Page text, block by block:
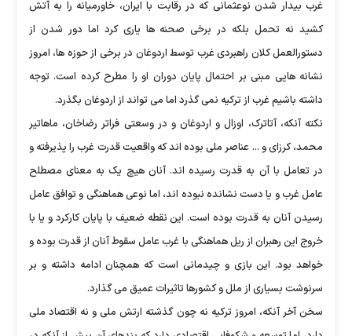
غرب بیدار شدن نوعثمانی که در رقابت با ایران، خاورمیانه را به آتش
کشید نه تحمل بلکه در برخی صحنه ها یاری کرد اما دور شدن از
دستورالعمل کلان راهبردی غرب توسط اردوغان در برخی از حوزه ها، امروز
نشانه هایی مبنی بر احتمال پایان دوران او را مطرح کرده است. توجه
داشته باشیم غرب از ترکیه نمی گذرد اما می تواند از اردوغان بگذرد.
نکته آنکه، آتاترک، اوزال و اردوغان و در وسعتی فراتر رضاخان، ماهاتیر
محمد، کرزای و ... عناصر ملی بوده اند که واقعیت قدرت غرب را پذیرفته و
در تعامل با آن به قدرت رسیده اند. آنان هیچ یک به معنای مصطلح
عامل غرب و یا دست نشانده نبوده اند، اما نوعی هماهنگی و توافق عامل
رسیدن آنان به قدرت بوده است. این نقطه ضعیف با پایان کارکرد و یا با
خروج این رهبران از ریل هماهنگی با غرب عامل سقوط آنان از قدرت بوده و
خواهد بود. این بازی و چیدمانی است که همچنان ادامه داشته و بر
سرنوشت بسیاری از ملل و کشورها تاثیرات عمیق می گذارد.
سخن آخر آنکه، امروز ترکیه نه چون گذشته ارتش ملی و نه اقتصاد ملی